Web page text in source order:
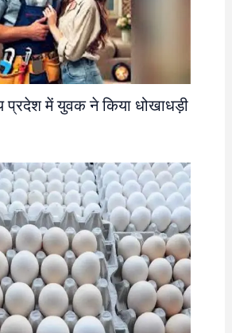
प्रदेश में युवक ने किया धोखाधड़ी